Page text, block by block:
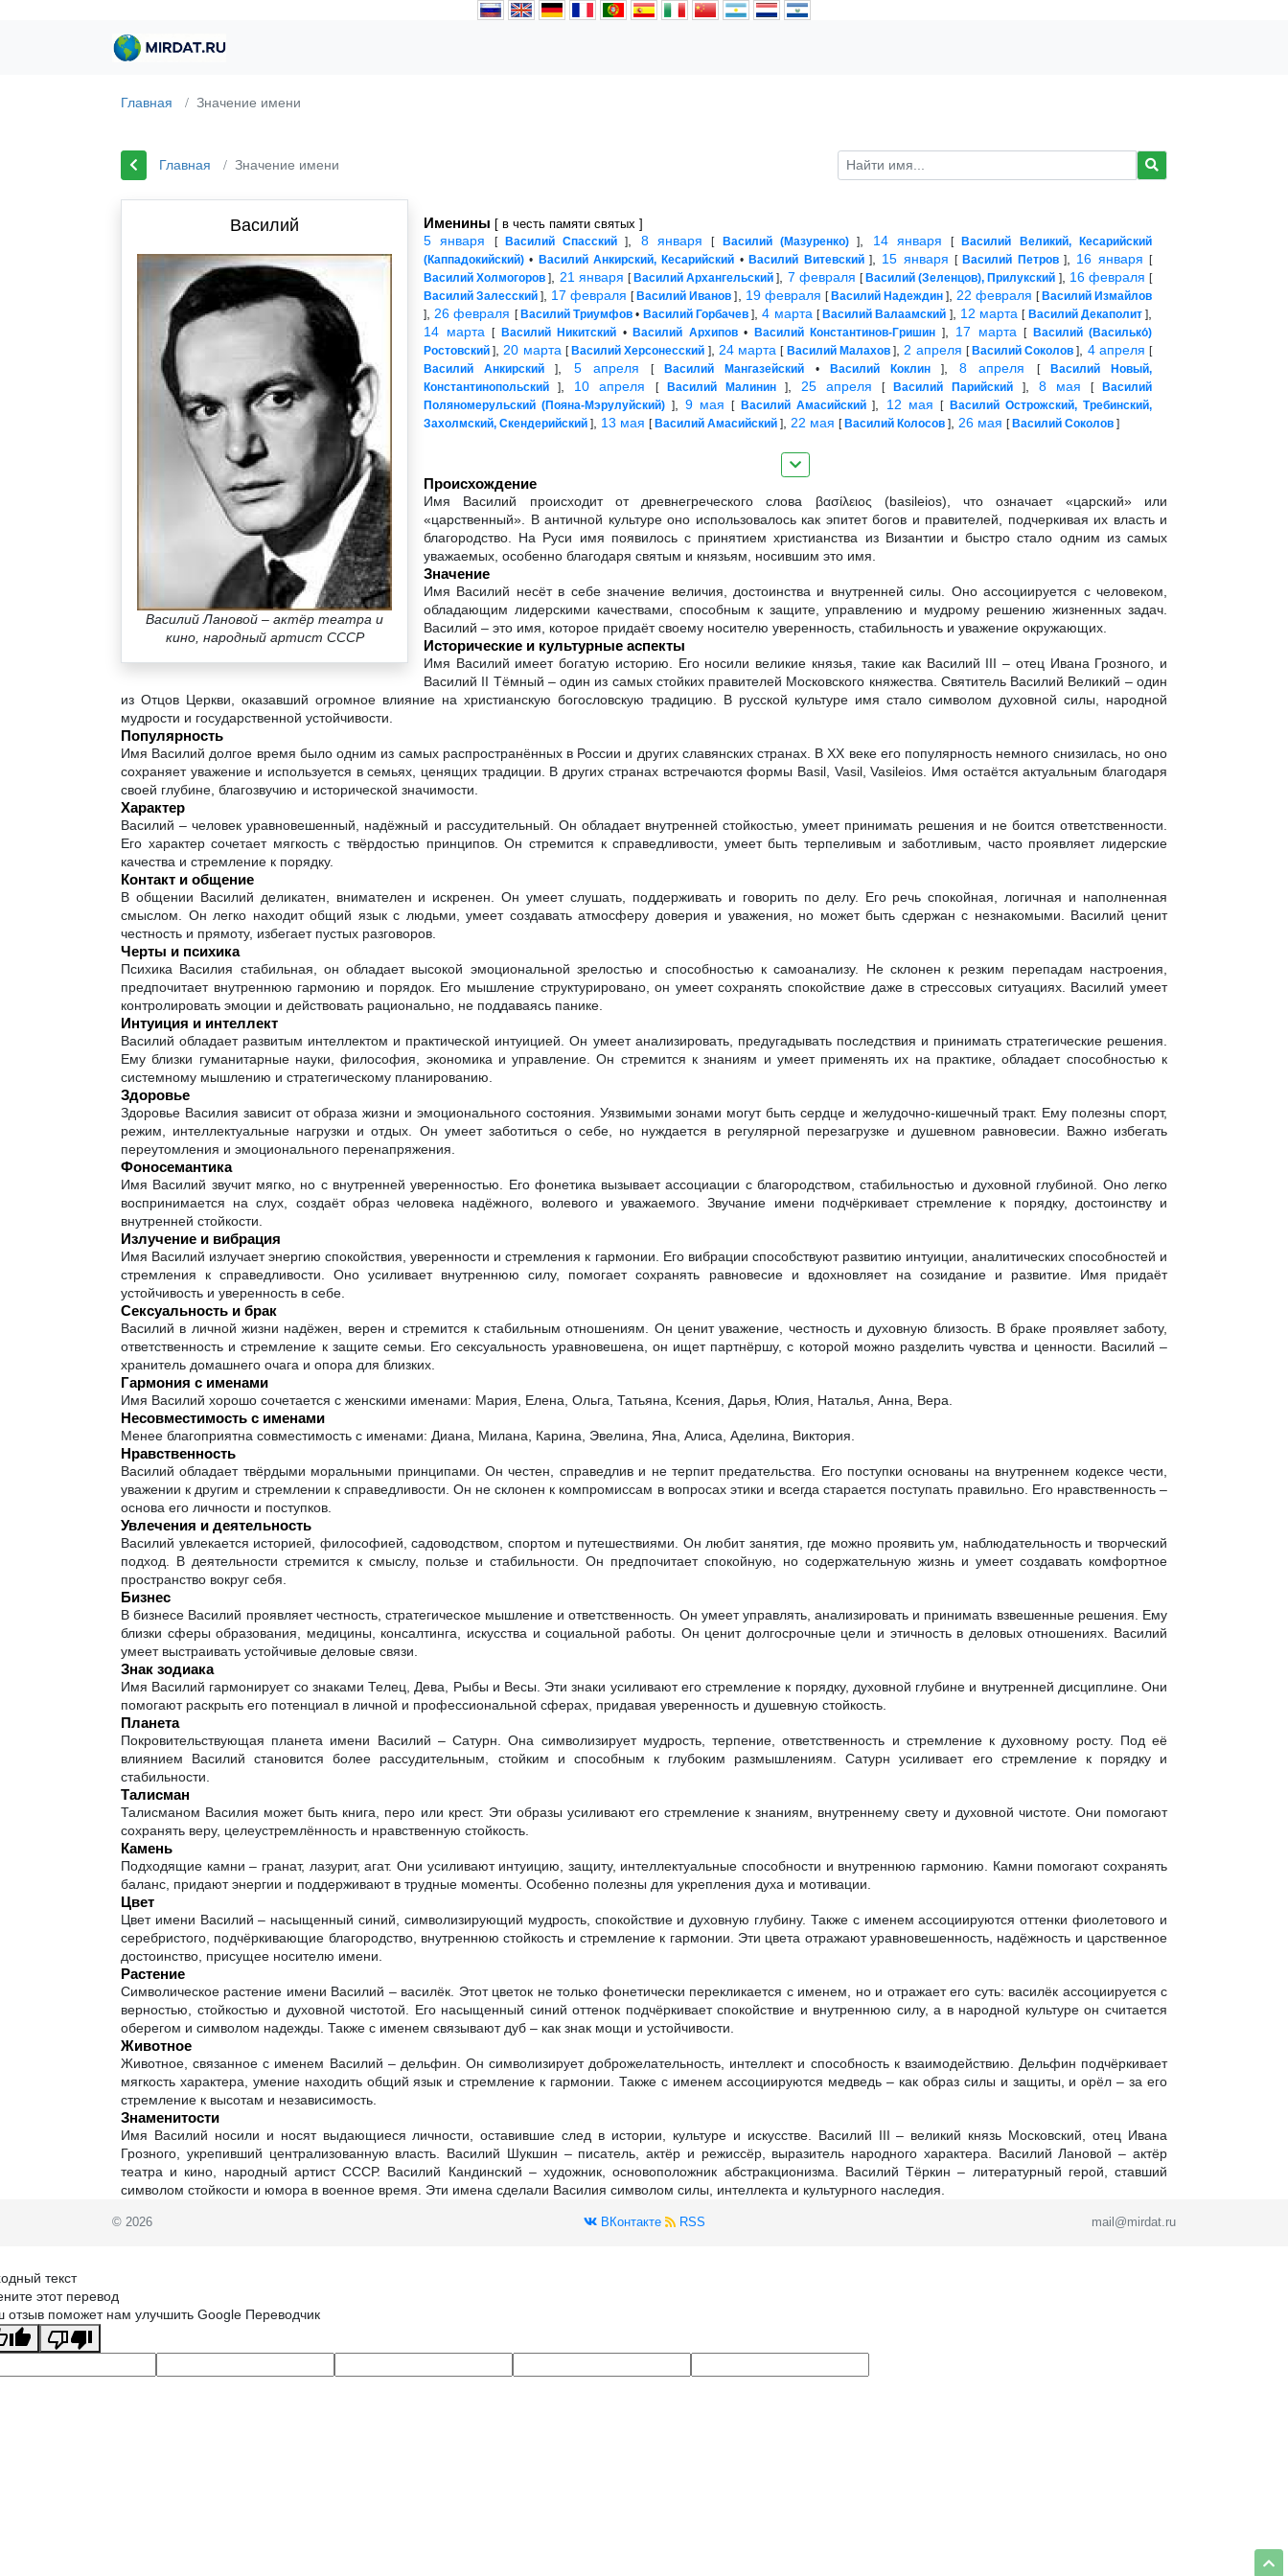
Главная Значение имени
Главная Значение имени
Василий
Василий Лановой – актёр театра и
кино, народный артист СССР
Именины [ в честь памяти святых ]
5 января [ Василий Спасский ] 8 января [ Василий (Мазуренко)] 14 января [Василий Великий, Кесарийский
(Каппадокийский) • Василий Анкирский, Кесарийский •Василий Витевский], 15 января [Василий Петров] 16 января [
Василий Холмогоров ] 21 января [Василий Архангельский ] 7 февраля [Василий (Зеленцов), Прилукский ], 16 февраля [
Василий Залесский ] 17 февраля [Василий Иванов ] 19 февраля [Василий Надеждин], 22 февраля [Василий Измайлов
]
26 февраля [Василий Триумфов • Василий Горбачев] ,4 марта [Василий Валаамский ], 12 марта [ Василий Декаполит]
14 марта [ Василий Никитский • Василий Архипов• Василий Константинов-Гришин ], 17 марта [ Василий (Василько́)
Ростовский ] 20 марта [Василий Херсонесский ], 24 марта [ Василий Малахов] 2 апреля [Василий Соколов ] 4 апреля [
Василий Анкирский ] 5 апреля [Василий Мангазейский • Василий Коклин] ,8 апреля [ Василий Новый,
Константинопольский ] 10 апреля [ Василий Малинин], 25 апреля [Василий Парийский ], 8 мая [Василий
Поляномерульский (Пояна-Мэрулуйский) ], 9 мая [ Василий Амасийский ] 12 мая [ Василий Острожский, Требинский,
Захолмский, Скендерийский ] 13 мая [Василий Амасийский ] 22 мая [Василий Колосов ] 26 мая [Василий Соколов ]
Происхождение
Имя Василий происходит от древнегреческого слова βασίλειος (basileios), что означает «царский» или
«царственный». В античной культуре оно использовалось как эпитет богов и правителей, подчеркивая их власть и
благородство. На Руси имя появилось с принятием христианства из Византии и быстро стало одним из самых
уважаемых, особенно благодаря святым и князьям, носившим это имя.
Значение
Имя Василий несёт в себе значение величия, достоинства и внутренней силы. Оно ассоциируется с человеком,
обладающим лидерскими качествами, способным к защите, управлению и мудрому решению жизненных задач.
Василий – это имя, которое придаёт своему носителю уверенность, стабильность и уважение окружающих.
Исторические и культурные аспекты
Имя Василий имеет богатую историю. Его носили великие князья, такие как Василий III – отец Ивана Грозного, и
Василий II Тёмный – один из самых стойких правителей Московского княжества. Святитель Василий Великий – один
из Отцов Церкви, оказавший огромное влияние на христианскую богословскую традицию. В русской культуре имя стало символом духовной силы, народной
мудрости и государственной устойчивости.
Популярность
Имя Василий долгое время было одним из самых распространённых в России и других славянских странах. В XX веке его популярность немного снизилась, но оно
сохраняет уважение и используется в семьях, ценящих традиции. В других странах встречаются формы Basil, Vasil, Vasileios. Имя остаётся актуальным благодаря
своей глубине, благозвучию и исторической значимости.
Характер
Василий – человек уравновешенный, надёжный и рассудительный. Он обладает внутренней стойкостью, умеет принимать решения и не боится ответственности.
Его характер сочетает мягкость с твёрдостью принципов. Он стремится к справедливости, умеет быть терпеливым и заботливым, часто проявляет лидерские
качества и стремление к порядку.
Контакт и общение
В общении Василий деликатен, внимателен и искренен. Он умеет слушать, поддерживать и говорить по делу. Его речь спокойная, логичная и наполненная
смыслом. Он легко находит общий язык с людьми, умеет создавать атмосферу доверия и уважения, но может быть сдержан с незнакомыми. Василий ценит
честность и прямоту, избегает пустых разговоров.
Черты и психика
Психика Василия стабильная, он обладает высокой эмоциональной зрелостью и способностью к самоанализу. Не склонен к резким перепадам настроения,
предпочитает внутреннюю гармонию и порядок. Его мышление структурировано, он умеет сохранять спокойствие даже в стрессовых ситуациях. Василий умеет
контролировать эмоции и действовать рационально, не поддаваясь панике.
Интуиция и интеллект
Василий обладает развитым интеллектом и практической интуицией. Он умеет анализировать, предугадывать последствия и принимать стратегические решения.
Ему близки гуманитарные науки, философия, экономика и управление. Он стремится к знаниям и умеет применять их на практике, обладает способностью к
системному мышлению и стратегическому планированию.
Здоровье
Здоровье Василия зависит от образа жизни и эмоционального состояния. Уязвимыми зонами могут быть сердце и желудочно-кишечный тракт. Ему полезны спорт,
режим, интеллектуальные нагрузки и отдых. Он умеет заботиться о себе, но нуждается в регулярной перезагрузке и душевном равновесии. Важно избегать
переутомления и эмоционального перенапряжения.
Фоносемантика
Имя Василий звучит мягко, но с внутренней уверенностью. Его фонетика вызывает ассоциации с благородством, стабильностью и духовной глубиной. Оно легко
воспринимается на слух, создаёт образ человека надёжного, волевого и уважаемого. Звучание имени подчёркивает стремление к порядку, достоинству и
внутренней стойкости.
Излучение и вибрация
Имя Василий излучает энергию спокойствия, уверенности и стремления к гармонии. Его вибрации способствуют развитию интуиции, аналитических способностей и
стремления к справедливости. Оно усиливает внутреннюю силу, помогает сохранять равновесие и вдохновляет на созидание и развитие. Имя придаёт
устойчивость и уверенность в себе.
Сексуальность и брак
Василий в личной жизни надёжен, верен и стремится к стабильным отношениям. Он ценит уважение, честность и духовную близость. В браке проявляет заботу,
ответственность и стремление к защите семьи. Его сексуальность уравновешена, он ищет партнёршу, с которой можно разделить чувства и ценности. Василий –
хранитель домашнего очага и опора для близких.
Гармония с именами
Имя Василий хорошо сочетается с женскими именами: Мария, Елена, Ольга, Татьяна, Ксения, Дарья, Юлия, Наталья, Анна, Вера.
Несовместимость с именами
Менее благоприятна совместимость с именами: Диана, Милана, Карина, Эвелина, Яна, Алиса, Аделина, Виктория.
Нравственность
Василий обладает твёрдыми моральными принципами. Он честен, справедлив и не терпит предательства. Его поступки основаны на внутреннем кодексе чести,
уважении к другим и стремлении к справедливости. Он не склонен к компромиссам в вопросах этики и всегда старается поступать правильно. Его нравственность –
основа его личности и поступков.
Увлечения и деятельность
Василий увлекается историей, философией, садоводством, спортом и путешествиями. Он любит занятия, где можно проявить ум, наблюдательность и творческий
подход. В деятельности стремится к смыслу, пользе и стабильности. Он предпочитает спокойную, но содержательную жизнь и умеет создавать комфортное
пространство вокруг себя.
Бизнес
В бизнесе Василий проявляет честность, стратегическое мышление и ответственность. Он умеет управлять, анализировать и принимать взвешенные решения. Ему
близки сферы образования, медицины, консалтинга, искусства и социальной работы. Он ценит долгосрочные цели и этичность в деловых отношениях. Василий
умеет выстраивать устойчивые деловые связи.
Знак зодиака
Имя Василий гармонирует со знаками Телец, Дева, Рыбы и Весы. Эти знаки усиливают его стремление к порядку, духовной глубине и внутренней дисциплине. Они
помогают раскрыть его потенциал в личной и профессиональной сферах, придавая уверенность и душевную стойкость.
Планета
Покровительствующая планета имени Василий – Сатурн. Она символизирует мудрость, терпение, ответственность и стремление к духовному росту. Под её
влиянием Василий становится более рассудительным, стойким и способным к глубоким размышлениям. Сатурн усиливает его стремление к порядку и
стабильности.
Талисман
Талисманом Василия может быть книга, перо или крест. Эти образы усиливают его стремление к знаниям, внутреннему свету и духовной чистоте. Они помогают
сохранять веру, целеустремлённость и нравственную стойкость.
Камень
Подходящие камни – гранат, лазурит, агат. Они усиливают интуицию, защиту, интеллектуальные способности и внутреннюю гармонию. Камни помогают сохранять
баланс, придают энергии и поддерживают в трудные моменты. Особенно полезны для укрепления духа и мотивации.
Цвет
Цвет имени Василий – насыщенный синий, символизирующий мудрость, спокойствие и духовную глубину. Также с именем ассоциируются оттенки фиолетового и
серебристого, подчёркивающие благородство, внутреннюю стойкость и стремление к гармонии. Эти цвета отражают уравновешенность, надёжность и царственное
достоинство, присущее носителю имени.
Растение
Символическое растение имени Василий – василёк. Этот цветок не только фонетически перекликается с именем, но и отражает его суть: василёк ассоциируется с
верностью, стойкостью и духовной чистотой. Его насыщенный синий оттенок подчёркивает спокойствие и внутреннюю силу, а в народной культуре он считается
оберегом и символом надежды. Также с именем связывают дуб – как знак мощи и устойчивости.
Животное
Животное, связанное с именем Василий – дельфин. Он символизирует доброжелательность, интеллект и способность к взаимодействию. Дельфин подчёркивает
мягкость характера, умение находить общий язык и стремление к гармонии. Также с именем ассоциируются медведь – как образ силы и защиты, и орёл – за его
стремление к высотам и независимость.
Знаменитости
Имя Василий носили и носят выдающиеся личности, оставившие след в истории, культуре и искусстве. Василий III – великий князь Московский, отец Ивана
Грозного, укрепивший централизованную власть. Василий Шукшин – писатель, актёр и режиссёр, выразитель народного характера. Василий Лановой – актёр
театра и кино, народный артист СССР. Василий Кандинский – художник, основоположник абстракционизма. Василий Тёркин – литературный герой, ставший
символом стойкости и юмора в военное время. Эти имена сделали Василия символом силы, интеллекта и культурного наследия.
© 2026 ВКонтакте RSS mail@mirdat.ru
текст
этот перевод
отзыв поможет нам улучшить Google Переводчик